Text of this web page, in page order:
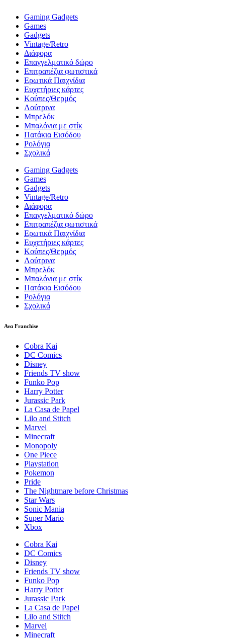
Gaming Gadgets
Games
Gadgets
Vintage/Retro
Διάφορα
Επαγγελματικό δώρο
Επιτραπέζια φωτιστικά
Ερωτικά Παιχνίδια
Ευχετήριες κάρτες
Κούπες/Θερμός
Λούτρινα
Μπρελόκ
Μπαλόνια με στίκ
Πατάκια Εισόδου
Ρολόγια
Σχολικά
Gaming Gadgets
Games
Gadgets
Vintage/Retro
Διάφορα
Επαγγελματικό δώρο
Επιτραπέζια φωτιστικά
Ερωτικά Παιχνίδια
Ευχετήριες κάρτες
Κούπες/Θερμός
Λούτρινα
Μπρελόκ
Μπαλόνια με στίκ
Πατάκια Εισόδου
Ρολόγια
Σχολικά
Ανα Franchise
Cobra Kai
DC Comics
Disney
Friends TV show
Funko Pop
Harry Potter
Jurassic Park
La Casa de Papel
Lilo and Stitch
Marvel
Minecraft
Monopoly
One Piece
Playstation
Pokemon
Pride
The Nightmare before Christmas
Star Wars
Sonic Mania
Super Mario
Xbox
Cobra Kai
DC Comics
Disney
Friends TV show
Funko Pop
Harry Potter
Jurassic Park
La Casa de Papel
Lilo and Stitch
Marvel
Minecraft